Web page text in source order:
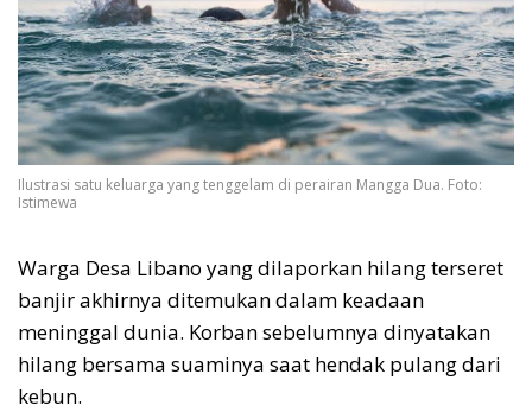
Ilustrasi satu keluarga yang tenggelam di perairan Mangga Dua. Foto:
Istimewa
Warga Desa Libano yang dilaporkan hilang terseret
banjir akhirnya ditemukan dalam keadaan
meninggal dunia. Korban sebelumnya dinyatakan
hilang bersama suaminya saat hendak pulang dari
kebun.